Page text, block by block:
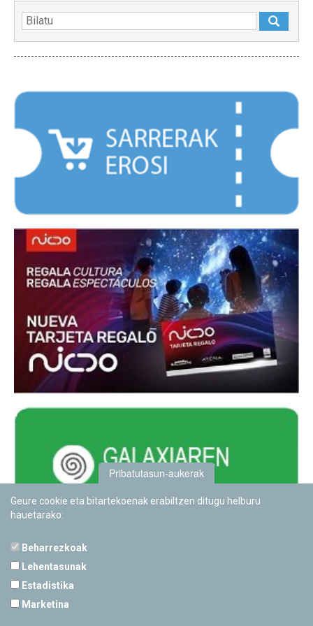
Pribatutasun-aukerak
Geure cookie eta bitartekoenak erabiltzen ditugu helburu
hauetarako:
Beharrezkoak
Lehentasunak
Estadistika
Marketina